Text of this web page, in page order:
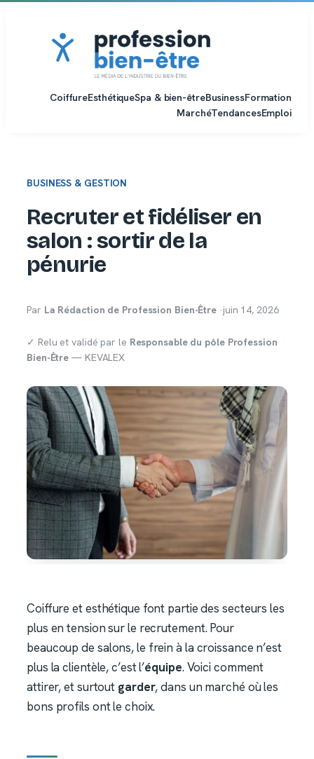
CoiffureEsthétiqueSpa & bien-êtreBusinessFormation
MarchéTendancesEmploi
BUSINESS & GESTION
Recruter et fidéliser en
salon : sortir de la
pénurie
Par La Rédaction de Profession Bien-Être ·juin 14, 2026
✓ Relu et validé par le Responsable du pôle Profession
Bien-Être — KEVALEX
Coiffure et esthétique font partie des secteurs les
plus en tension sur le recrutement. Pour
beaucoup de salons, le frein à la croissance n’est
plus la clientèle, c’est l’équipe. Voici comment
attirer, et surtout garder, dans un marché où les
bons profils ont le choix.